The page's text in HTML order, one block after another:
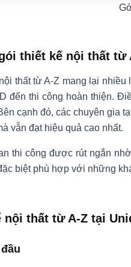
thiết kế nội thất từ
thất từ A-Z mang lại
đến thi công hoàn thiện.
cạnh đó, các chuyên gia
vẫn đạt hiệu quả cao nhất.
thi công được rút ngắn
biệt phù hợp với những
thất từ A-Z tại